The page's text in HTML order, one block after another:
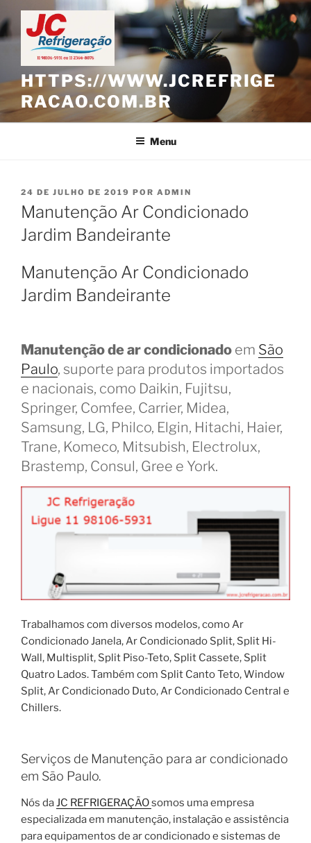
Pular
para
o
conteúdo
HTTPS://WWW.JCREFRIGE
RACAO.COM.BR
Menu
PUBLICADO
EM
24 DE JULHO DE 2019 POR ADMIN
Manutenção Ar Condicionado
Jardim Bandeirante
Manutenção Ar Condicionado
Jardim Bandeirante
Manutenção de ar condicionado em São
Paulo, suporte para produtos importados
e nacionais, como Daikin, Fujitsu,
Springer, Comfee, Carrier, Midea,
Samsung, LG, Philco, Elgin, Hitachi, Haier,
Trane, Komeco, Mitsubish, Electrolux,
Brastemp, Consul, Gree e York.
Trabalhamos com diversos modelos, como Ar
Condicionado Janela, Ar Condicionado Split, Split Hi-
Wall, Multisplit, Split Piso-Teto, Split Cassete, Split
Quatro Lados. Também com Split Canto Teto, Window
Split, Ar Condicionado Duto, Ar Condicionado Central e
Chillers.
Serviços de Manutenção para ar condicionado
em São Paulo.
Nós daJC REFRIGERAÇÃOsomos uma empresa
especializada em manutenção, instalação e assistência
para equipamentos de ar condicionado e sistemas de